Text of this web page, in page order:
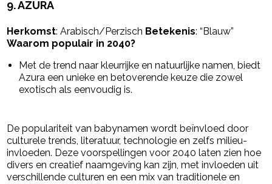
9.AZURA
Herkomst: Arabisch/Perzisch Betekenis: “Blauw”
Waarom populair in 2040?
Met de trend naar kleurrijke en natuurlijke namen, biedt
Azura een unieke en betoverende keuze die zowel
exotisch als eenvoudig is.
De populariteit van babynamen wordt beïnvloed door
culturele trends, literatuur, technologie en zelfs milieu-
invloeden. Deze voorspellingen voor 2040 laten zien hoe
divers en creatief naamgeving kan zijn, met invloeden uit
verschillende culturen en een mix van traditionele en